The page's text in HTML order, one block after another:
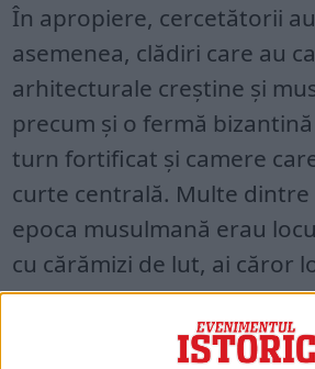
În apropiere, cercetătorii
asemenea, clădiri care au
arhitecturale creștine și
precum și o fermă
turn fortificat și camere
curte centrală. Multe
epoca musulmană erau
cu cărămizi de lut, ai căror
închinau cel mai probabil la